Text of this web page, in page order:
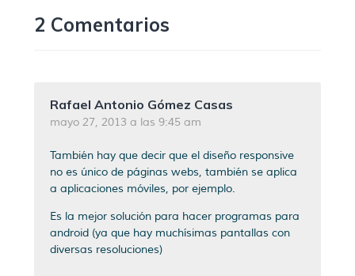
2 Comentarios
Rafael Antonio Gómez Casas
mayo 27, 2013 a las 9:45 am
También hay que decir que el diseño responsive
no es único de páginas webs, también se aplica
a aplicaciones móviles, por ejemplo.
Es la mejor solución para hacer programas para
android (ya que hay muchísimas pantallas con
diversas resoluciones)